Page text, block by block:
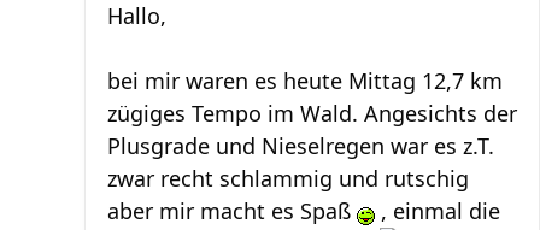
Hallo,
bei mir waren es heute Mittag 12,7 km
zügiges Tempo im Wald. Angesichts der
Plusgrade und Nieselregen war es z.T.
zwar recht schlammig und rutschig
aber mir macht es Spaß
, einmal die